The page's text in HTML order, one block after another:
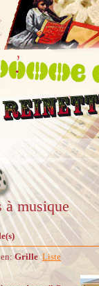
à musique
en:Grille Liste